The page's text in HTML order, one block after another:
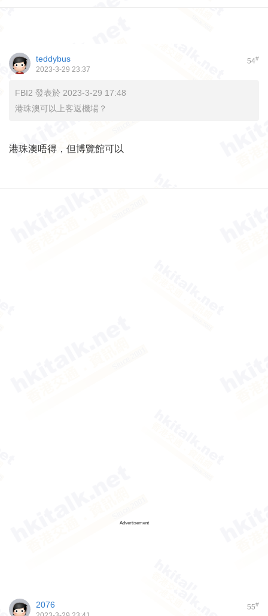
54#
teddybus
2023-3-29 23:37
FBI2 發表於 2023-3-29 17:48
港珠澳可以上客返機場？
港珠澳唔得，但博覽館可以
Advertisement
55#
2076